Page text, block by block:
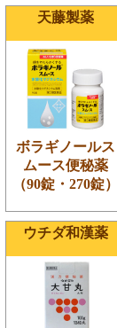
天藤製薬
ボラギノールス
ムース便秘薬
（90錠・270錠）
ウチダ和漢薬